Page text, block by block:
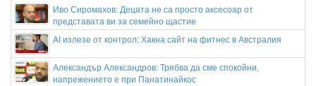
Иво Сиромахов: Децата не са просто аксесоар от
представата ви за семейно щастие
AI излезе от контрол: Хакна сайт на фитнес в Австралия
Александър Александров: Трябва да сме спокойни,
напрежението е при Панатинайкос